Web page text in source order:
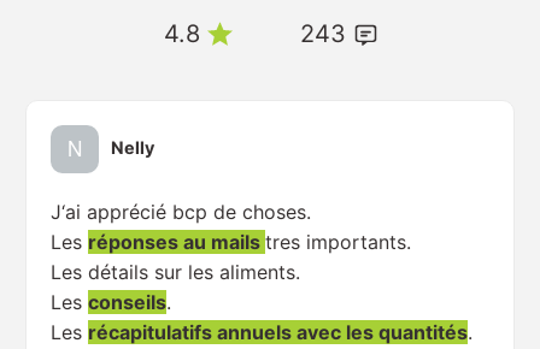
4.8 243
Nelly
J‘ai apprécié bcp de choses.
Les réponses au mailstres importants.
Les détails sur les aliments.
Lesconseils.
Les récapitulatifs annuels avec les quantités.